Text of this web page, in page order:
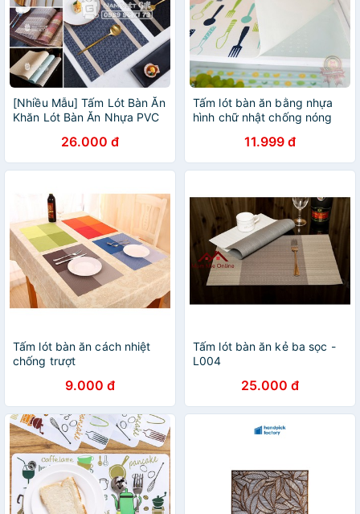
[Nhiều Mẫu] Tấm Lót Bàn Ăn
Khăn Lót Bàn Ăn Nhựa PVC
26.000 đ
Tấm lót bàn ăn bằng nhựa
hình chữ nhật chống nóng
nồi niêu xoong chảo hình
cốc nước và dĩa ăn
11.999 đ
Tấm lót bàn ăn cách nhiệt
chống trượt
9.000 đ
Tấm lót bàn ăn kẻ ba sọc -
L004
25.000 đ